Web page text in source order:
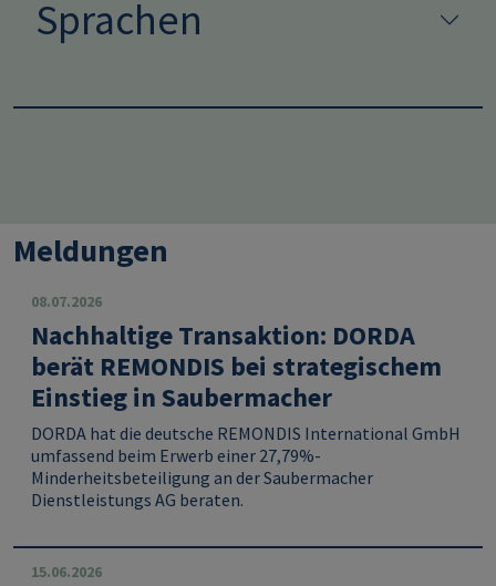
Sprachen
Meldungen
08.07.2026
Nachhaltige Transaktion: DORDA
berät REMONDIS bei strategischem
Einstieg in Saubermacher
DORDA hat die deutsche REMONDIS International GmbH
umfassend beim Erwerb einer 27,79%-
Minderheitsbeteiligung an der Saubermacher
Dienstleistungs AG beraten.
15.06.2026